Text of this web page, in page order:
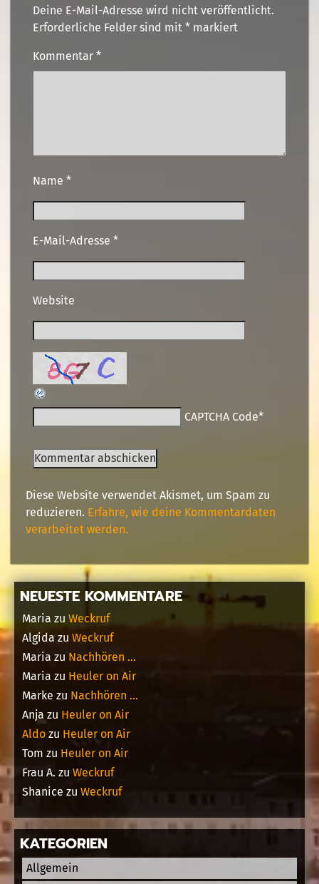
Deine E-Mail-Adresse wird nicht veröffentlicht.
Erforderliche Felder sind mit *markiert
Kommentar *
Name *
E-Mail-Adresse *
Website
CAPTCHA Code*
Diese Website verwendet Akismet, um Spam zu
reduzieren. Erfahre, wie deine Kommentardaten
verarbeitet werden.
NEUESTE KOMMENTARE
Maria zu Weckruf
Algida zu Weckruf
Maria zu Nachhören …
Maria zu Heuler on Air
Marke zu Nachhören …
Anja zu Heuler on Air
Aldo zu Heuler on Air
Tom zu Heuler on Air
Frau A. zu Weckruf
Shanice zu Weckruf
KATEGORIEN
Allgemein